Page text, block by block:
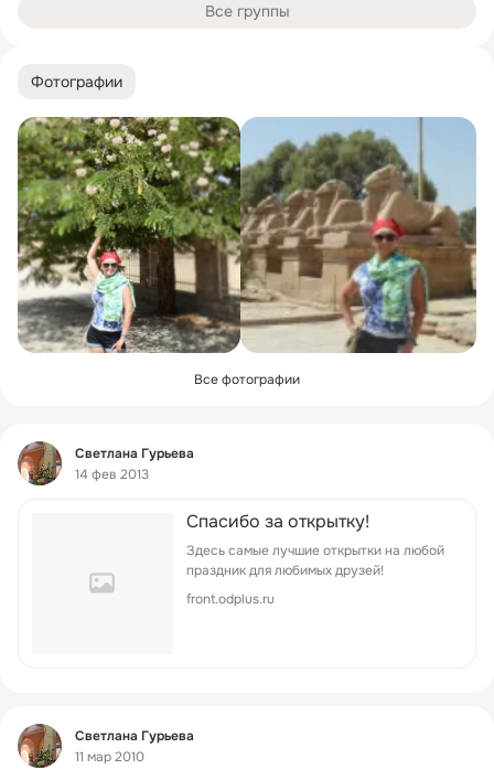
Фотографии
Все фотографии
Фид
Светлана Гурьева
14 фев 2013
Спасибо за открытку!
Здесь самые лучшие открытки на любой
праздник для любимых друзей!
front.odplus.ru
Фид
Светлана Гурьева
11 мар 2010
Все группы